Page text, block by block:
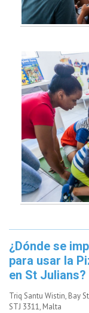
¿Dónde se
para usar la
en St Julians?
Triq Santu Wistin, Bay
STJ 3311, Malta